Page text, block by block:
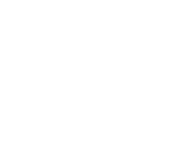
de mujeres en
décadas
La
Juventud,